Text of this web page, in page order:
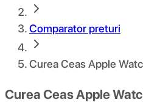
Comparator preturi
Curea Ceas Apple
Curea Ceas Apple